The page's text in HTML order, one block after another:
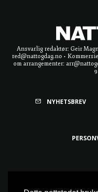
Ansvarlig redaktør: Geir
red@nattogdag.no •
om arrangementer:
NYHETSBREV